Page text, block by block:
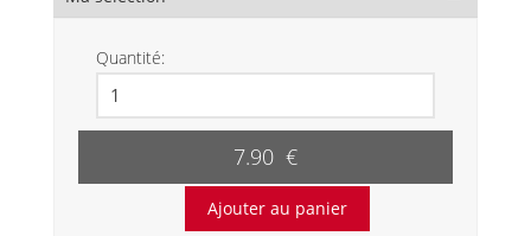
Quantité:
7.90 €